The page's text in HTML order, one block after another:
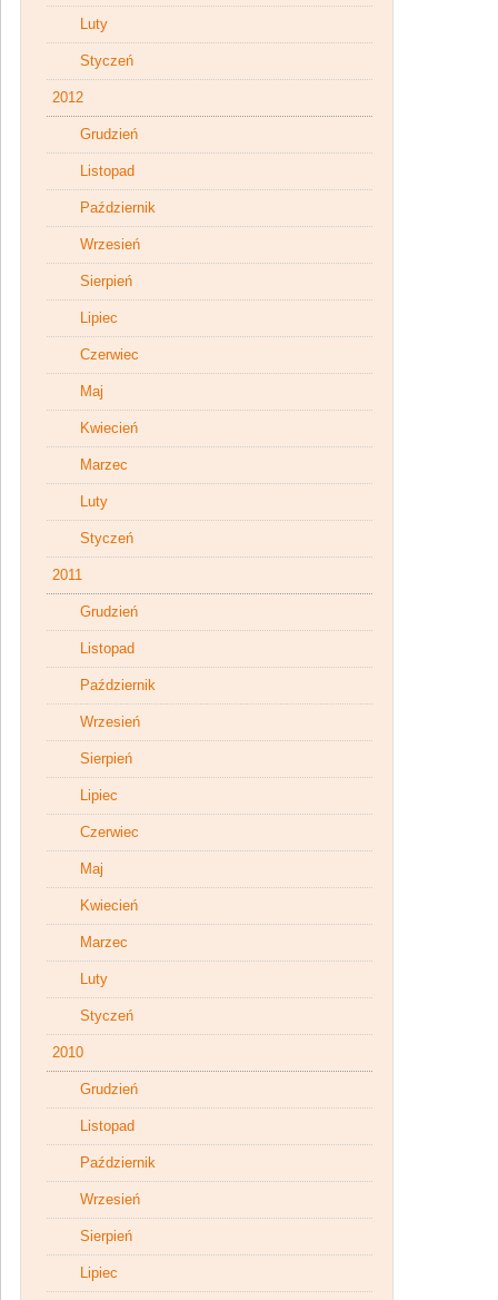
Luty
Styczeń
2012
Grudzień
Listopad
Październik
Wrzesień
Sierpień
Lipiec
Czerwiec
Maj
Kwiecień
Marzec
Luty
Styczeń
2011
Grudzień
Listopad
Październik
Wrzesień
Sierpień
Lipiec
Czerwiec
Maj
Kwiecień
Marzec
Luty
Styczeń
2010
Grudzień
Listopad
Październik
Wrzesień
Sierpień
Lipiec